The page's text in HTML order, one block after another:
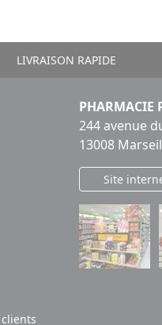
LIVRAISON RAPIDE
PHARMACIE
244 avenue
13008
Site